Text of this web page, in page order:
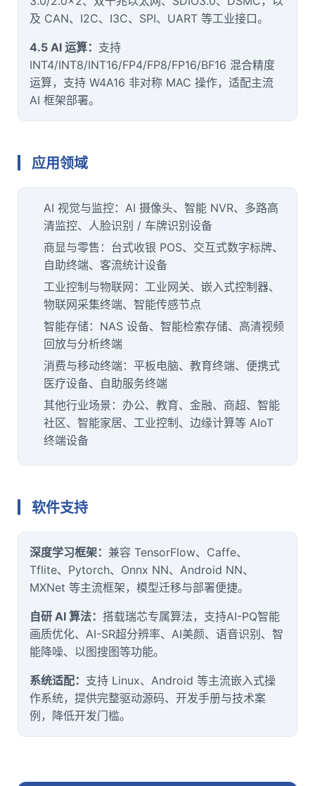
及 CAN、I2C、I3C、SPI、UART 等工业接口。
4.5 AI 运算： 支持
INT4/INT8/INT16/FP4/FP8/FP16/BF16 混合精度
运算，支持 W4A16 非对称 MAC 操作，适配主流
AI 框架部署。
应用领域
AI 视觉与监控：AI 摄像头、智能 NVR、多路高
清监控、 人脸识别 / 车牌识别设备
商显与零售：台式收银 POS、交互式数字标牌、
自助终端、客流统计设备
工业控制与物联网 ： 工业网关、嵌入式控制器、
物联网采集终端、智能传感节点
智能存储：NAS 设备、智能检索存储、高清视频
回放与分析终端
消费与移动终端：平板电脑、教育终端、便携式
医疗设备、自助服务终端
其他行业场景：办公、教育、金融、商超、智能
社区、 智能家居、工业控制、边缘计算等 AIoT
终端设备
软件支持
深度学习框架： 兼容 TensorFlow、Caffe、
Tflite、Pytorch、Onnx NN、Android NN、
MXNet 等主流框架，模型迁移与部署便捷。
自研 AI 算法： 搭载瑞芯专属算法，支持AI-PQ智能
画质优化、AI-SR超分辨率、AI美颜、语音识别、智
能降噪、以图搜图等功能。
系统适配： 支持 Linux、Android 等主流嵌入式操
作系统，提供完整驱动源码、开发手册与技术案
例，降低开发门槛。